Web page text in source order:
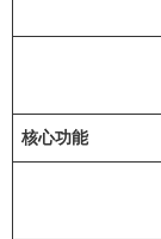
核心功能